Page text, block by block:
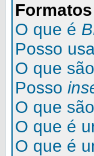
O que é
Posso
O que são
Posso
O que
O que é
O que é